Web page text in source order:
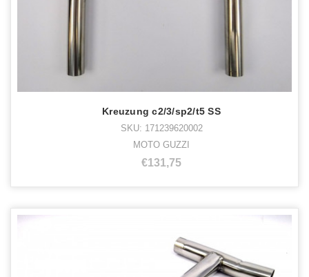
Kreuzung c2/3/sp2/t5 SS
SKU: 171239620002
MOTO GUZZI
€131,75